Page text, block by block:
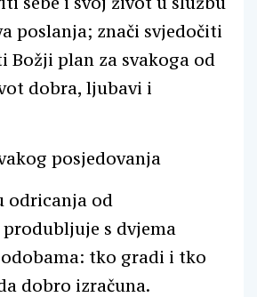
poslanja; znači svjedočiti
Božji plan za svakoga od
dobra, ljubavi i
posjedovanja
odricanja od
s dvjema
tko gradi i tko
dobro izračuna.